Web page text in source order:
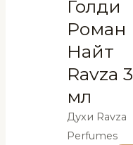
Голди
Роман
Найт
Ravza 3
мл
Духи Ravza
Perfumes